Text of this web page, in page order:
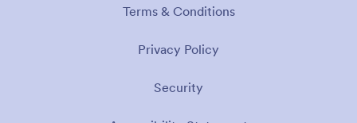
Termos e Condições
Política de Privacidade
Segurança